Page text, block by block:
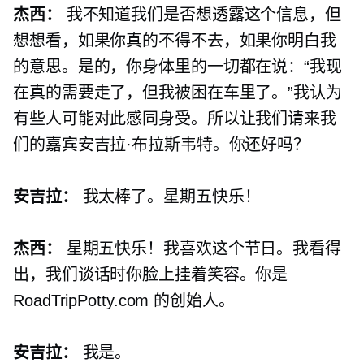
杰西：
我不知道我们是否想透露这个信息，但
想想看，如果你真的不得不去，如果你明白我
的意思。是的，你身体里的一切都在说：“我现
在真的需要走了，但我被困在车里了。”我认为
有些人可能对此感同身受。所以让我们请来我
们的嘉宾安吉拉·布拉斯韦特。你还好吗？
安吉拉： 我太棒了。星期五快乐！
杰西：
星期五快乐！我喜欢这个节日。我看得
出，我们谈话时你脸上挂着笑容。你是
RoadTripPotty.com 的创始人。
安吉拉： 我是。